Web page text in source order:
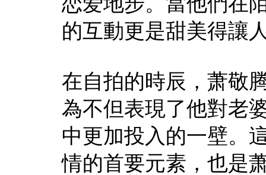
的互動更是甜美得讓
在自拍的時辰，萧敬
為不但表現了他對老
中更加投入的一壁。
情的首要元素，也是